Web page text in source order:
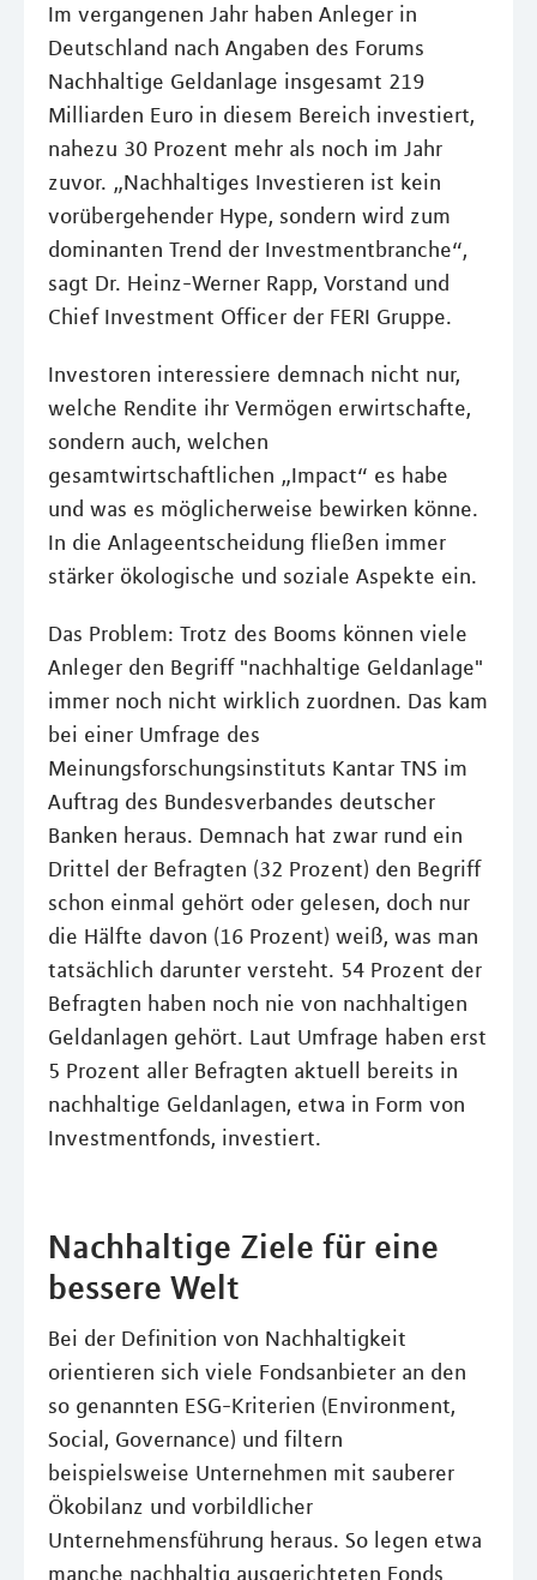
Im vergangenen Jahr haben Anleger in
Deutschland nach Angaben des Forums
Nachhaltige Geldanlage insgesamt 219
Milliarden Euro in diesem Bereich investiert,
nahezu 30 Prozent mehr als noch im Jahr
zuvor. „Nachhaltiges Investieren ist kein
vorübergehender Hype, sondern wird zum
dominanten Trend der Investmentbranche“,
sagt Dr. Heinz-Werner Rapp, Vorstand und
Chief Investment Officer der FERI Gruppe.
Investoren interessiere demnach nicht nur,
welche Rendite ihr Vermögen erwirtschafte,
sondern auch, welchen
gesamtwirtschaftlichen „Impact“ es habe
und was es möglicherweise bewirken könne.
In die Anlageentscheidung fließen immer
stärker ökologische und soziale Aspekte ein.
Das Problem: Trotz des Booms können viele
Anleger den Begriff "nachhaltige Geldanlage"
immer noch nicht wirklich zuordnen. Das kam
bei einer Umfrage des
Meinungsforschungsinstituts Kantar TNS im
Auftrag des Bundesverbandes deutscher
Banken heraus. Demnach hat zwar rund ein
Drittel der Befragten (32 Prozent) den Begriff
schon einmal gehört oder gelesen, doch nur
die Hälfte davon (16 Prozent) weiß, was man
tatsächlich darunter versteht. 54 Prozent der
Befragten haben noch nie von nachhaltigen
Geldanlagen gehört. Laut Umfrage haben erst
5 Prozent aller Befragten aktuell bereits in
nachhaltige Geldanlagen, etwa in Form von
Investmentfonds, investiert.
Nachhaltige Ziele für eine
bessere Welt
Bei der Definition von Nachhaltigkeit
orientieren sich viele Fondsanbieter an den
so genannten ESG-Kriterien (Environment,
Social, Governance) und filtern
beispielsweise Unternehmen mit sauberer
Ökobilanz und vorbildlicher
Unternehmensführung heraus. So legen etwa
manche nachhaltig ausgerichteten Fonds